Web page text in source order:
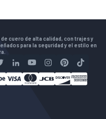
cuero de alta calidad, con trajes y
para la seguridad y el estilo en